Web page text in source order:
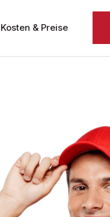
Kosten & Preise